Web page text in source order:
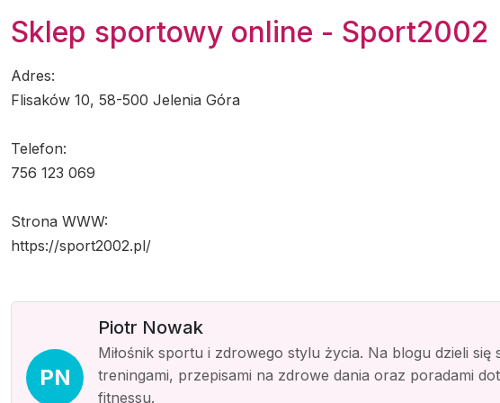
Sklep sportowy online - Sport2002
Adres:
Flisaków 10, 58-500 Jelenia Góra
Telefon:
756 123 069
Strona WWW:
https://sport2002.pl/
PN
Piotr Nowak
Miłośnik sportu i zdrowego stylu życia. Na blogu dzieli się
treningami, przepisami na zdrowe dania oraz poradami
fitnessu.